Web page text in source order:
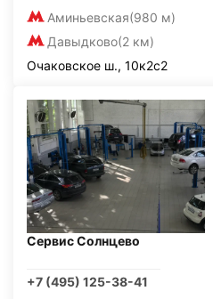
Аминьевская(980 м)
Давыдково(2 км)
Очаковское ш., 10к2с2
Сервис Солнцево
+7 (495) 125-38-41